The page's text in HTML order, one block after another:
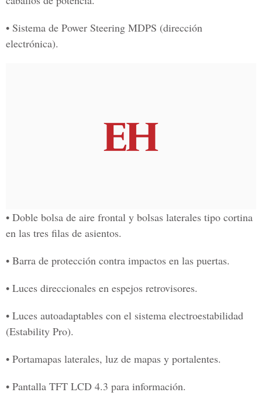
• Sistema de Power Steering MDPS (dirección
electrónica).
• Doble bolsa de aire frontal y bolsas laterales tipo cortina
en las tres filas de asientos.
• Barra de protección contra impactos en las puertas.
• Luces direccionales en espejos retrovisores.
• Luces autoadaptables con el sistema electroestabilidad
(Estability Pro).
• Portamapas laterales, luz de mapas y portalentes.
• Pantalla TFT LCD 4.3 para información.